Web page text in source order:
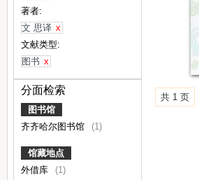
著者:
文 思译 x
文献类型:
图书 x
分面检索
图书馆
齐齐哈尔图书馆
(1)
馆藏地点
外借库
(1)
共 1 页